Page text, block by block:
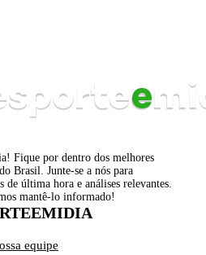
Fique por dentro dos melhores
Brasil. Junte-se a nós para
de última hora e análises relevantes.
mantê-lo informado!
equipe